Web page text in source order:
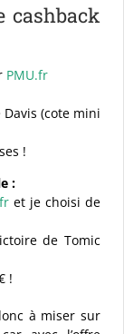
cashback
PMU.fr
(cote mini
!
:
et je choisi de
de Tomic
!
à miser sur